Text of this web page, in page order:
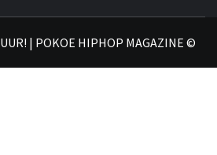
| POKOE HIPHOP MAGAZINE ©